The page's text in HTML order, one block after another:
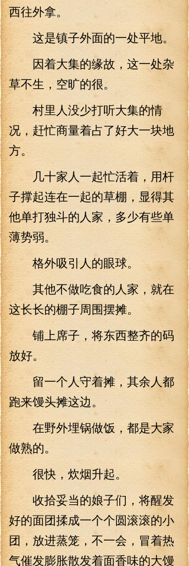
西往外拿。
这是镇子外面的一处平地。
因着大集的缘故，这一处杂
草不生，空旷的很。
村里人没少打听大集的情
况，赶忙商量着占了好大一块地
方。
几十家人一起忙活着，用杆
子撑起连在一起的草棚，显得其
他单打独斗的人家，多少有些单
薄势弱。
格外吸引人的眼球。
其他不做吃食的人家，就在
这长长的棚子周围摆摊。
铺上席子，将东西整齐的码
放好。
留一个人守着摊，其余人都
跑来馒头摊这边。
在野外埋锅做饭，都是大家
做熟的。
很快，炊烟升起。
收拾妥当的娘子们，将醒发
好的面团揉成一个个圆滚滚的小
团，放进蒸笼，不一会，冒着热
气催发膨胀散发着面香味的大馒